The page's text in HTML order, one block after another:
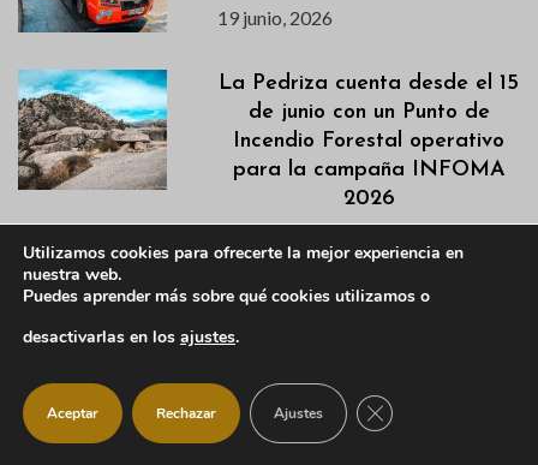
19 junio, 2026
La Pedriza cuenta desde el 15
de junio con un Punto de
Incendio Forestal operativo
para la campaña INFOMA
2026
El CEPA de Manzanares El
comunidad
19 junio, 2026
Utilizamos cookies para ofrecerte la mejor experiencia en
nuestra web.
Puedes aprender más sobre qué cookies utilizamos o
desactivarlas en los ajustes.
Aceptar Rechazar Ajustes CERRAR EL